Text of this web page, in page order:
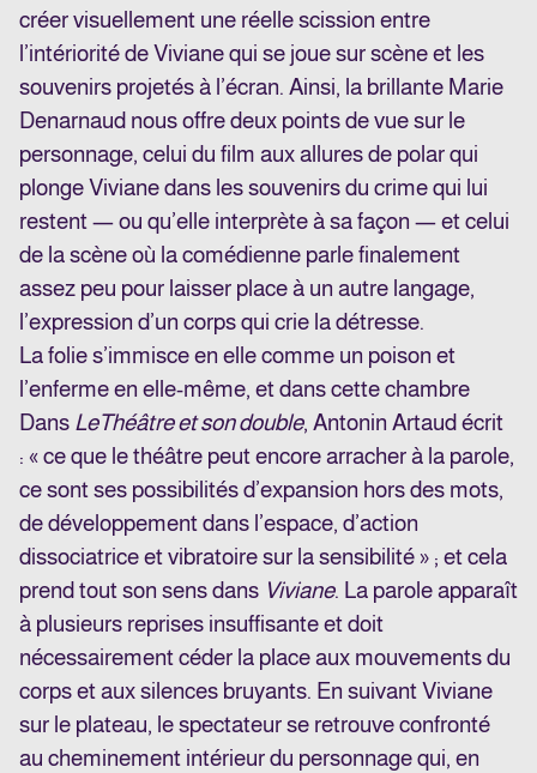
créer visuellement une réelle scission entre
l’intériorité de Viviane qui se joue sur scène et les
souvenirs projetés à l’écran. Ainsi, la brillante Marie
Denarnaud nous offre deux points de vue sur le
personnage, celui du film aux allures de polar qui
plonge Viviane dans les souvenirs du crime qui lui
restent — ou qu’elle interprète à sa façon — et celui
de la scène où la comédienne parle finalement
assez peu pour laisser place à un autre langage,
l’expression d’un corps qui crie la détresse.
La folie s’immisce en elle comme un poison et
l’enferme en elle-même, et dans cette chambre
Dans LeThéâtre et son double, Antonin Artaud écrit
: « ce que le théâtre peut encore arracher à la parole,
ce sont ses possibilités d’expansion hors des mots,
de développement dans l’espace, d’action
dissociatrice et vibratoire sur la sensibilité » ; et cela
prend tout son sens dans Viviane. La parole apparaît
à plusieurs reprises insuffisante et doit
nécessairement céder la place aux mouvements du
corps et aux silences bruyants. En suivant Viviane
sur le plateau, le spectateur se retrouve confronté
au cheminement intérieur du personnage qui, en